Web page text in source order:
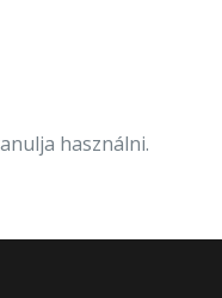
használni.